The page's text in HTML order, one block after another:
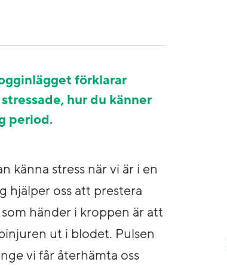
förklarar
hur du känner
period.
känna stress när vi är i en
hjälper oss att prestera
händer i kroppen är att
ut i blodet. Pulsen
vi får återhämta oss